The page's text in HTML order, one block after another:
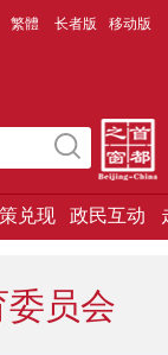
繁體 长者版 移动版
兑现 政民互动
员会